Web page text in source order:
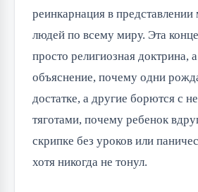
реинкарнация в
людей по всему миру. Эта
просто религиозная доктрина,
объяснение, почему одни
достатке, а другие борются с
тяготами, почему ребенок
скрипке без уроков или
хотя никогда не тонул.